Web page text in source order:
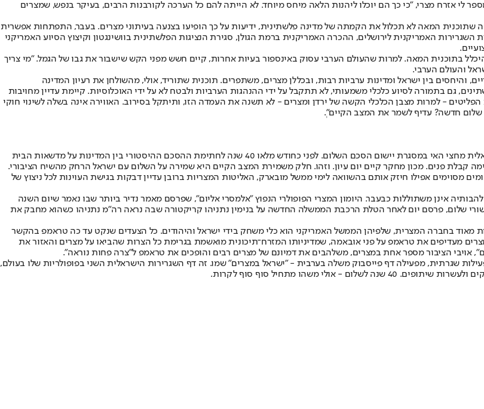
לי אזרח מצרי, "כי כך הם יוכלו ליהנות הלאה מיחס מיוחד. לא הייתה להם כל הערכה לקורבנות הרבים, בעיקר בנפש, שמצרים
המאה לא תכלול את הקמתה של מדינה פלשתינית, ידיעות על כך הופיעו בצנעה בעיתוני מצרים. בעבר, התפתחות אפשרית
האמריקנית לירושלים, ההכרה האמריקנית ברמת הגולן, סגירת הנציגות הפלשתינית בוושינגטון וקיצוץ הסיוע האמריקני
בתוכנית המאה. למרות שהעולם הערבי עסוק באינספור בעיות אחרות, קיים חשש מפני הקש שישבור את גבו של הגמל. "מי צריך
והעולם הערבי.
והיחסים בין ישראל ומדינות ערביות רבות, ובכללן מצרים, משתפרים. תוכנית שתוריד, אולי, מהשולחן את רעיון המדינה
גם בתמורה לסיוע כלכלי משמעותי, לא תתקבל על ידי ההנהגות הערביות ולבטח לא על ידי האוכלוסיות. קיימת עדיין מחויבות
- למרות מצבן הכלכלי הקשה של ירדן ומצרים - לא תשנה את העמדה הזו, ותיתקל בסירוב. האווירה אינה בשלה לשינוי חוקי
שלום חדשה? עדיף לשמר את המצב הקיים".ְ
ביום חמישי תציין מצרים את יום השנה ה־37 לשחרור סיני, כלומר להשלמת הנסיגה הישראלית מחצי האי במסגרת יישום הסכם השלום. לפני כחודש מלאו 40 שנה לחתימת ההסכם ההיסטורי בין המדינות על מדשאות הבית
קבלת פנים. מכון מחקר קיים יום עיון. וזהו. חלק משמירת המצב הקיים היא שמירה על השלום עם ישראל הרחק מהשיח הציבורי.
אפילו חיזק אותם בהשוואה לימי ממשל מובארק, האליטות המצריות ברובן עדיין דבקות בגישת העוינות לכל ניצוץ של
אינן משתוללות כבעבר. היומון המצרי הפופולרי הנפוץ "אלמסרי אליום", שפרסם מאמר נדיר ביותר שבו נאמר שיום השנה
שלום, פרסם יום לאחר הטלת הרכבת הממשלה החדשה על בנימין נתניהו קריקטורה שבה נראה רה"מ נתניהו כשהוא מחבק את
מאוד בחברה המצרית, שלפיהן הממשל האמריקני הוא כלי משחק בידי ישראל והיהודים. כל הצעדים שנקט עד כה טראמפ בהקשר
מעדיפים את טראמפ על פני אובאמה, שמדיניותו המזרח־תיכונית מואשמת בגרימת כל הצרות שהביאו על מצרים והאזור את
אויבי הציבור מספר אחת במצרים, משלהבים את דמיונם של מצרים רבים והופכים את טראמפ ל"צרה פחות נוראה".
שגרתית, מפעילה דף פייסבוק משלה בערבית - "ישראל במצרים" שמו. זה דף השגרירות הישראלית השני בפופולריות שלו בעולם,